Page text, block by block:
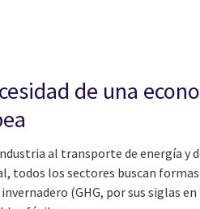
de una
al transporte de energía y
todos los sectores buscan
(GHG, por sus siglas